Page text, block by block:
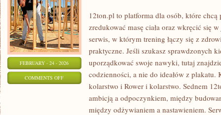
FEBRUARY - 24 - 2026
COMMENTS OFFON
ODCHUDZANIE
12ton.pl to platforma dla osób, które chcą
zredukować masę ciała oraz wkręcić się
serwis, w którym trening łączy się z
praktyczne. Jeśli szukasz sprawdzonych
uporządkować swoje nawyki, tutaj
codzienności, a nie do ideałów z plakatu.
kolarstwo i Rower i kolarstwo. Sednem
ambicją a odpoczynkiem, między
między odżywianiem a nastawieniem.